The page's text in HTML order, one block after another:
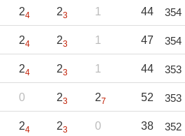
24 23 1 44 354
24 23 1 47 354
24 23 1 44 353
0 23 27 52 353
24 23 0 38 352